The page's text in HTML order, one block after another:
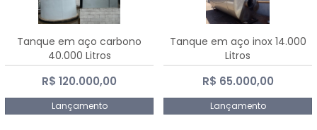
Tanque em aço carbono
40.000 Litros
R$ 120.000,00
Lançamento
Tanque em aço inox 14.000
Litros
R$ 65.000,00
Lançamento